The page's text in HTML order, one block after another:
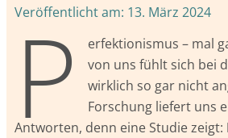
Veröffentlicht am: 13. März 2024
P
erfektionismus – mal
von uns fühlt sich bei
wirklich so gar nicht
Forschung liefert uns
Antworten, denn eine Studie zeigt: